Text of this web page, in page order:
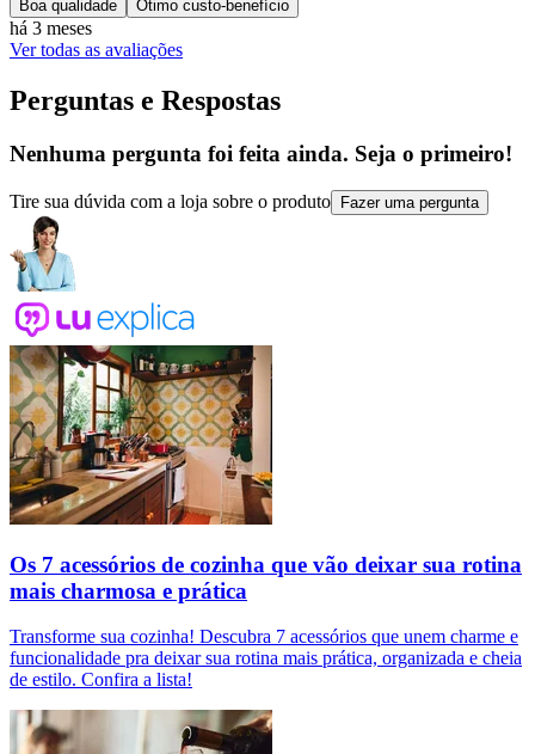
Boa qualidade Ótimo custo-benefício
há 3 meses
Ver todas as avaliações
Perguntas e Respostas
Nenhuma pergunta foi feita ainda. Seja o primeiro!
Tire sua dúvida com a loja sobre o produto Fazer uma pergunta
Os 7 acessórios de cozinha que vão deixar sua rotina
mais charmosa e prática
Transforme sua cozinha! Descubra 7 acessórios que unem charme e
funcionalidade pra deixar sua rotina mais prática, organizada e cheia
de estilo. Confira a lista!